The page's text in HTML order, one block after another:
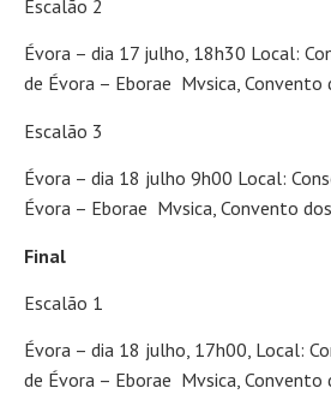
Escalão 2
Évora – dia 17 julho, 18h30 Local:
de Évora – Eborae Mvsica, Convento
Escalão 3
Évora – dia 18 julho 9h00 Local:
Évora – Eborae Mvsica, Convento
Final
Escalão 1
Évora – dia 18 julho, 17h00, Local:
de Évora – Eborae Mvsica, Convento